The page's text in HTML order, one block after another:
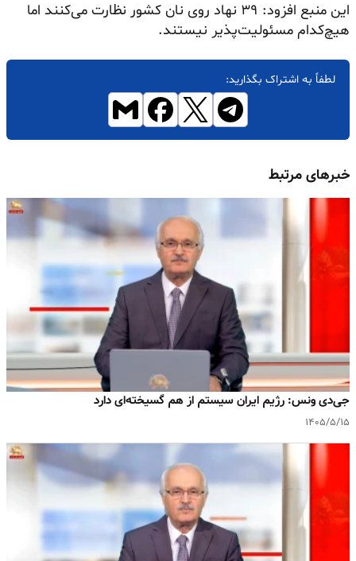
این منبع افزود: ۳۹ نهاد روی نان کشور نظارت می‌کنند اما
هیچ‌کدام مسئولیت‌پذیر نیستند.
لطفاً به اشتراک بگذارید:
خبرهای مرتبط
جی‌دی ونس: رژیم ایران سیستم از هم گسیخته‌ای دارد
۱۴۰۵/۵/۱۵